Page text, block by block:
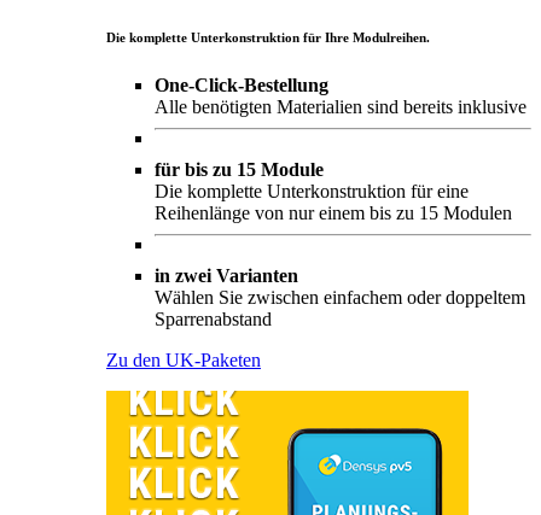
Die komplette Unterkonstruktion für Ihre Modulreihen.
One-Click-Bestellung
Alle benötigten Materialien sind bereits inklusive
für bis zu 15 Module
Die komplette Unterkonstruktion für eine
Reihenlänge von nur einem bis zu 15 Modulen
in zwei Varianten
Wählen Sie zwischen einfachem oder doppeltem
Sparrenabstand
Zu den UK-Paketen